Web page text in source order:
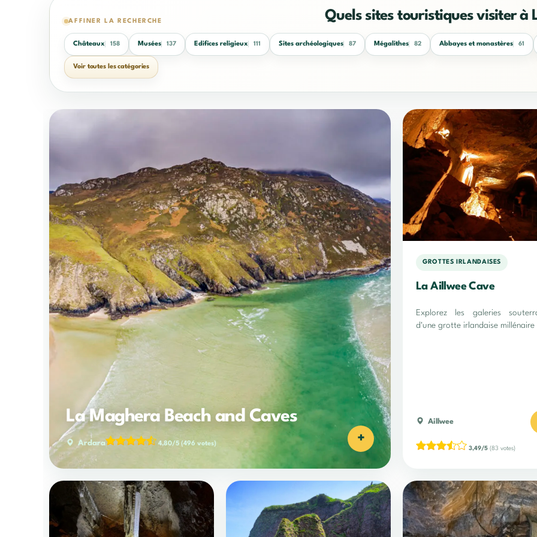
AFFINER LA RECHERCHE Quels sites touristiques visiter à
Châteaux 158 Musées 137 Edifices religieux 111 Sites archéologiques 87 Mégalithes 82 Abbayes et monastères 61
Voir toutes les catégories
La Maghera Beach and Caves
Ardara 4,80/5 (496 votes) +
GROTTES IRLANDAISES
La Aillwee Cave
Explorez les galeries
d'une grotte irlandaise millénaire
Aillwee
3,49/5 (83 votes)